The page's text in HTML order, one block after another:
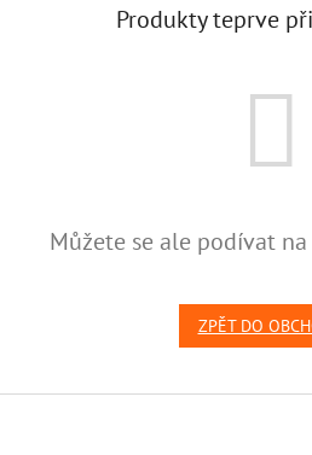
Produkty teprve
Můžete se ale podívat
ZPĚT DO